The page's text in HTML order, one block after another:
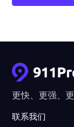
更快、更强、更
联系我们